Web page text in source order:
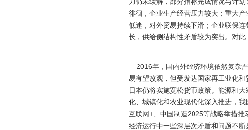
徘徊，企业生产经营压力较大；重大
低迷，对外贸易持续下滑；企业联保
长，供给侧结构性矛盾较为突出。对此
2016年，国内外经济环境依然复杂
易有望改观，但受发达国家再工业化
日本仍将实施宽松货币政策。能源和
化、城镇化和农业现代化深入推进，
互联网+、中国制造2025等战略举措
经济运行中一些深层次矛盾和问题不